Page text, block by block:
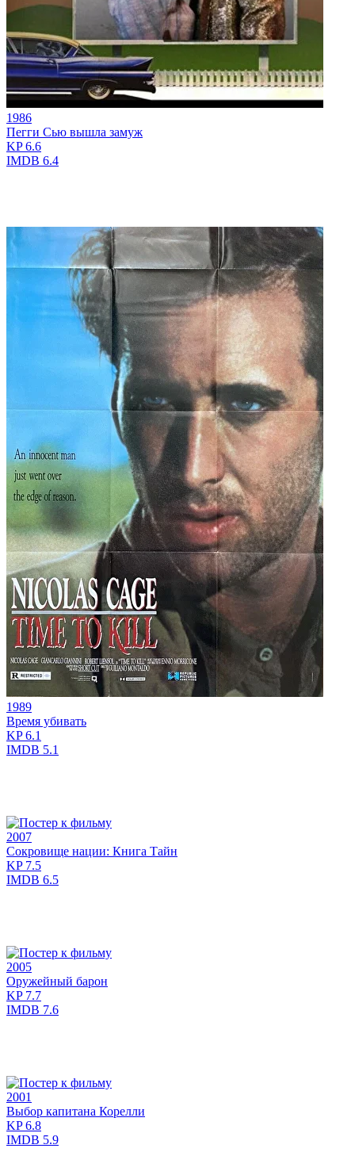
1986
Пегги Сью вышла замуж
KP6.6
IMDB 6.4
1989
Время убивать
KP6.1
IMDB 5.1
2007
Сокровище нации: Книга Тайн
KP7.5
IMDB 6.5
2005
Оружейный барон
KP7.7
IMDB 7.6
2001
Выбор капитана Корелли
KP6.8
IMDB 5.9